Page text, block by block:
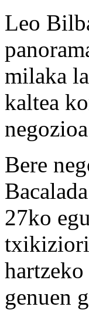
Leo
milaka
kaltea
Bere
27ko
genuen